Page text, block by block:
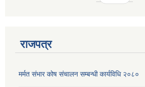
राजपत्र
मर्मत संभार कोष संचालन सम्बन्धी कार्यविधि २०८०